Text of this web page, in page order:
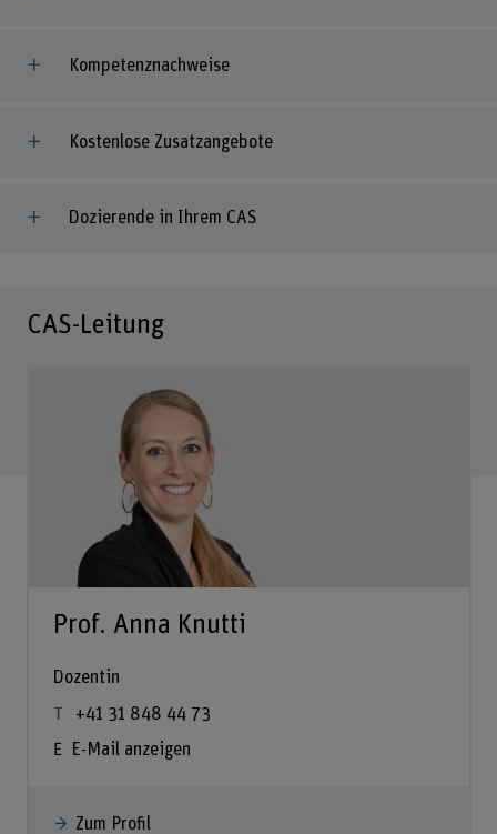
Kompetenznachweise
Kostenlose Zusatzangebote
Dozierende in Ihrem CAS
CAS-Leitung
Prof. Anna Knutti
Dozentin
+41 31 848 44 73
E-Mail anzeigen
Zum Profil